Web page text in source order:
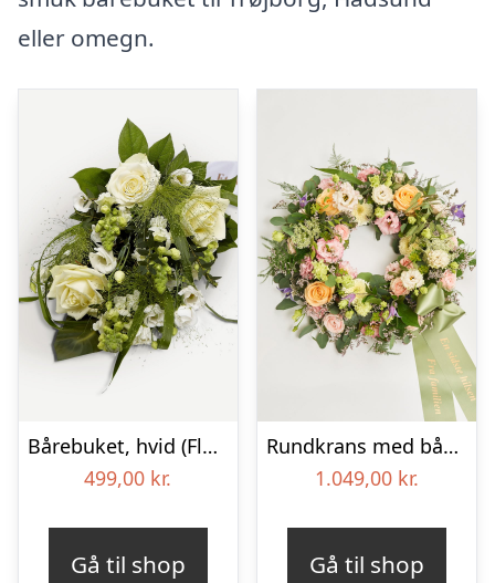
eller omegn.
Bårebuket, hvid (Floristens kreative valg) med bånd
499,00 kr.
Gå til shop
Rundkrans med bånd – Floristens kreative valg
1.049,00 kr.
Gå til shop